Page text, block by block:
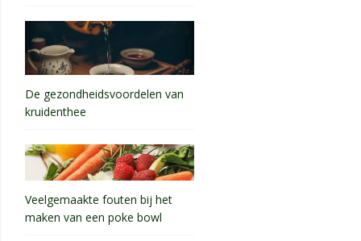
De gezondheidsvoordelen van
kruidenthee
Veelgemaakte fouten bij het
maken van een poke bowl